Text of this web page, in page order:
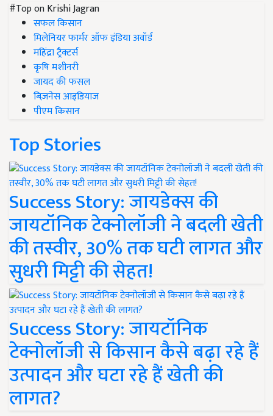
#Top on Krishi Jagran
सफल किसान
मिलेनियर फार्मर ऑफ इंडिया अवॉर्ड
महिंद्रा ट्रैक्टर्स
कृषि मशीनरी
जायद की फसल
बिज़नेस आइडियाज
पीएम किसान
Top Stories
Success Story: जायडेक्स की
जायटॉनिक टेक्नोलॉजी ने बदली खेती
की तस्वीर, 30% तक घटी लागत और
सुधरी मिट्टी की सेहत!
Success Story: जायटॉनिक
टेक्नोलॉजी से किसान कैसे बढ़ा रहे हैं
उत्पादन और घटा रहे हैं खेती की
लागत?